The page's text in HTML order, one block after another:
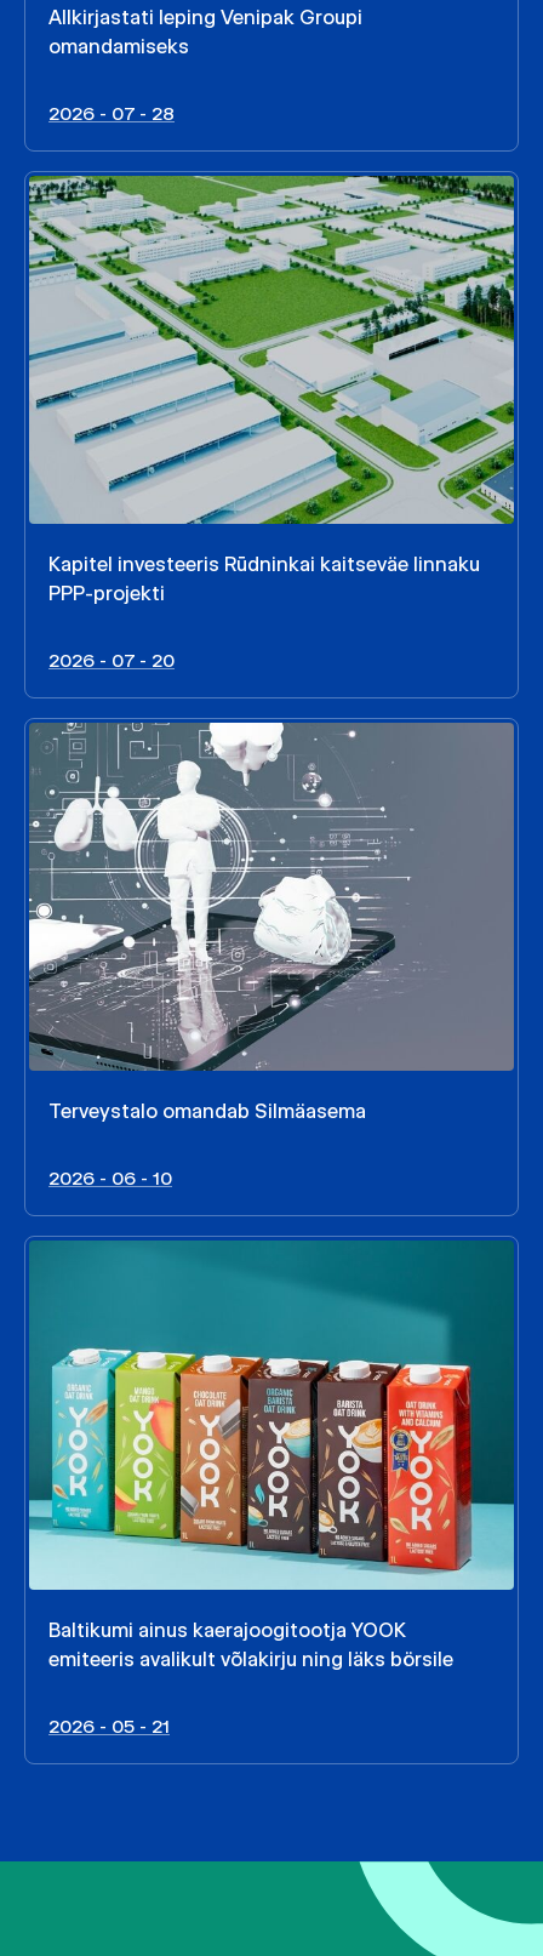
Allkirjastati leping Venipak Groupi
omandamiseks
2026 - 07 - 28
Kapitel investeeris Rūdninkai kaitseväe linnaku
PPP-projekti
2026 - 07 - 20
Terveystalo omandab Silmäasema
2026 - 06 - 10
Baltikumi ainus kaerajoogitootja YOOK
emiteeris avalikult võlakirju ning läks börsile
2026 - 05 - 21